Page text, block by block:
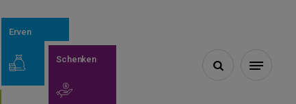
Erven
Schenken
